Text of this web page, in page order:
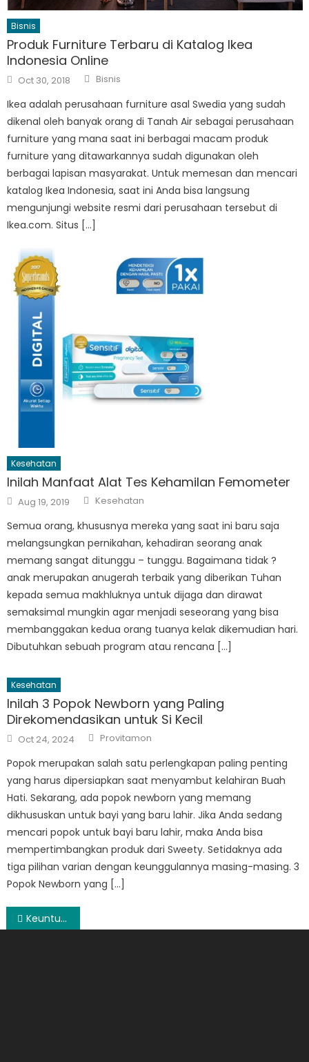
Bisnis
Produk Furniture Terbaru di Katalog Ikea
Indonesia Online
Posted
on
Oct 30, 2018 Author
Bisnis
Ikea adalah perusahaan furniture asal Swedia yang sudah
dikenal oleh banyak orang di Tanah Air sebagai perusahaan
furniture yang mana saat ini berbagai macam produk
furniture yang ditawarkannya sudah digunakan oleh
berbagai lapisan masyarakat. Untuk memesan dan mencari
katalog Ikea Indonesia, saat ini Anda bisa langsung
mengunjungi website resmi dari perusahaan tersebut di
Ikea.com. Situs […]
Kesehatan
Inilah Manfaat Alat Tes Kehamilan Femometer
Posted
on
Aug 19, 2019 Author
Kesehatan
Semua orang, khususnya mereka yang saat ini baru saja
melangsungkan pernikahan, kehadiran seorang anak
memang sangat ditunggu – tunggu. Bagaimana tidak ?
anak merupakan anugerah terbaik yang diberikan Tuhan
kepada semua makhluknya untuk dijaga dan dirawat
semaksimal mungkin agar menjadi seseorang yang bisa
membanggakan kedua orang tuanya kelak dikemudian hari.
Dibutuhkan sebuah program atau rencana […]
Kesehatan
Inilah 3 Popok Newborn yang Paling
Direkomendasikan untuk Si Kecil
Posted
on
Oct 24, 2024 Author
Provitamon
Popok merupakan salah satu perlengkapan paling penting
yang harus dipersiapkan saat menyambut kelahiran Buah
Hati. Sekarang, ada popok newborn yang memang
dikhususkan untuk bayi yang baru lahir. Jika Anda sedang
mencari popok untuk bayi baru lahir, maka Anda bisa
mempertimbangkan produk dari Sweety. Setidaknya ada
tiga pilihan varian dengan keunggulannya masing-masing. 3
Popok Newborn yang […]
Post
Keuntungan Merawat Peralatan Makan Dengan Jeruk Nipis